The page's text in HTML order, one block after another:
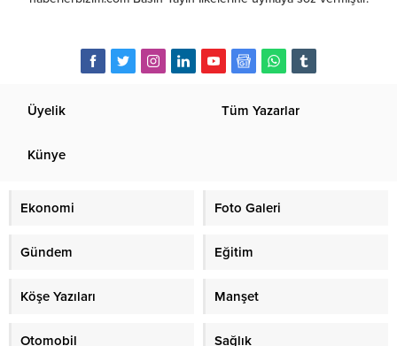
Üyelik Tüm Yazarlar
Künye
Ekonomi Foto Galeri
Gündem Eğitim
Köşe Yazıları Manşet
Otomobil Sağlık